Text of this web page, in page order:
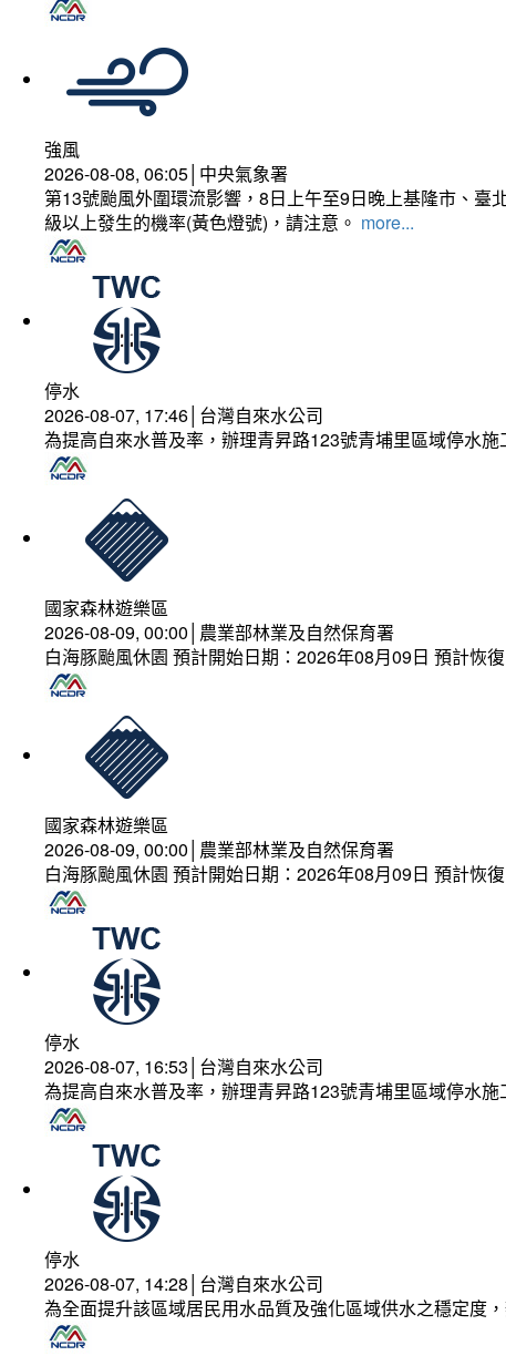
強風
2026-08-08, 06:05│中央氣象署
第13號颱風外圍環流影響，8日上午至9日晚上基隆市、臺
級以上發生的機率(黃色燈號)，請注意。 more...
停水
2026-08-07, 17:46│台灣自來水公司
為提高自來水普及率，辦理青昇路123號青埔里區域停水施
國家森林遊樂區
2026-08-09, 00:00│農業部林業及自然保育署
白海豚颱風休園 預計開始日期：2026年08月09日 預計恢
國家森林遊樂區
2026-08-09, 00:00│農業部林業及自然保育署
白海豚颱風休園 預計開始日期：2026年08月09日 預計恢
停水
2026-08-07, 16:53│台灣自來水公司
為提高自來水普及率，辦理青昇路123號青埔里區域停水施
停水
2026-08-07, 14:28│台灣自來水公司
為全面提升該區域居民用水品質及強化區域供水之穩定度